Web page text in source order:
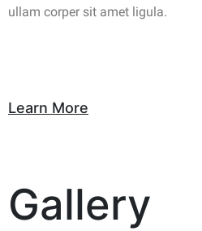
ullam corper sit amet ligula.
Learn More
Gallery